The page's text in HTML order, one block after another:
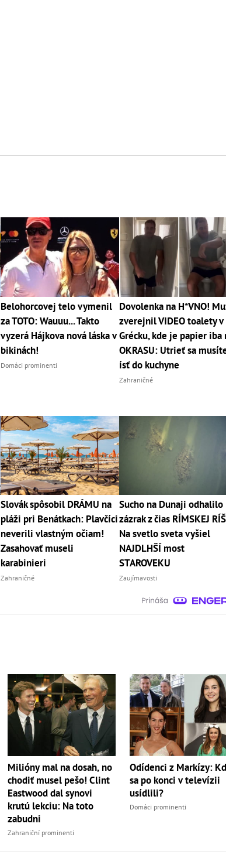
Belohorcovej telo vymenil
za TOTO: Wauuu... Takto
vyzerá Hájkova nová láska v
bikinách!
Domáci prominenti
Dovolenka na H*VNO!
zverejnil VIDEO toalety v
Grécku, kde je papier iba
OKRASU: Utrieť sa
ísť do kuchyne
Zahraničné
Slovák spôsobil DRÁMU na
pláži pri Benátkach: Plavčíci
neverili vlastným očiam!
Zasahovať museli
karabinieri
Zahraničné
Sucho na Dunaji odhalilo
zázrak z čias RÍMSKEJ
Na svetlo sveta vyšiel
NAJDLHŠÍ most
STAROVEKU
Zaujímavosti
Milióny mal na dosah, no
chodiť musel pešo! Clint
Eastwood dal synovi
krutú lekciu: Na toto
zabudni
Zahraniční prominenti
Odídenci z Markízy:
sa po konci v televízii
usídlili?
Domáci prominenti